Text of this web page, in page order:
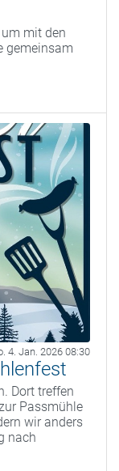
mit den
gemeinsam
4. Jan. 2026 08:30
Dort treffen
Passmühle
wir anders
nach